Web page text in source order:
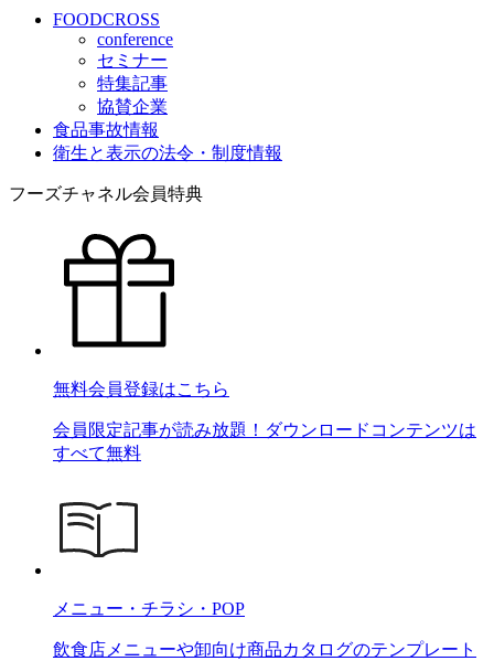
FOODCROSS
conference
セミナー
特集記事
協賛企業
食品事故情報
衛生と表示の法令・制度情報
フーズチャネル会員特典
無料会員登録はこちら
会員限定記事が読み放題！ダウンロードコンテンツは
すべて無料
メニュー・チラシ・POP
飲食店メニューや卸向け商品カタログのテンプレート